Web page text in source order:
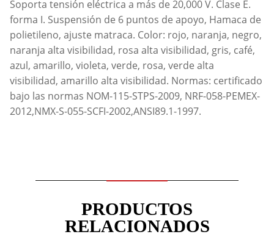
Soporta tensión eléctrica a más de 20,000 V. Clase E.
forma I. Suspensión de 6 puntos de apoyo, Hamaca de
polietileno, ajuste matraca. Color: rojo, naranja, negro,
naranja alta visibilidad, rosa alta visibilidad, gris, café,
azul, amarillo, violeta, verde, rosa, verde alta
visibilidad, amarillo alta visibilidad. Normas: certificado
bajo las normas NOM-115-STPS-2009, NRF-058-PEMEX-
2012,NMX-S-055-SCFI-2002,ANSI89.1-1997.
PRODUCTOS
RELACIONADOS